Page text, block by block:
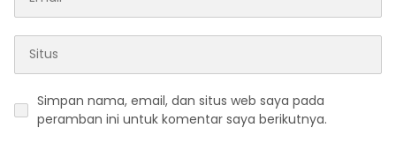
Simpan nama, email, dan situs web saya pada
peramban ini untuk komentar saya berikutnya.